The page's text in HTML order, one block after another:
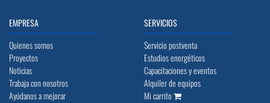
EMPRESA
Quienes somos
Proyectos
Noticias
Trabaja con nosotros
Ayúdanos a mejorar
SERVICIOS
Servicio postventa
Estudios energéticos
Capacitaciones y eventos
Alquiler de equipos
Mi carrito